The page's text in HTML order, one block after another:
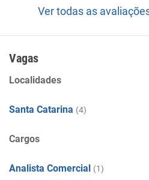
Ver todas as
Vagas
Localidades
Santa Catarina (4)
Cargos
Analista Comercial (1)